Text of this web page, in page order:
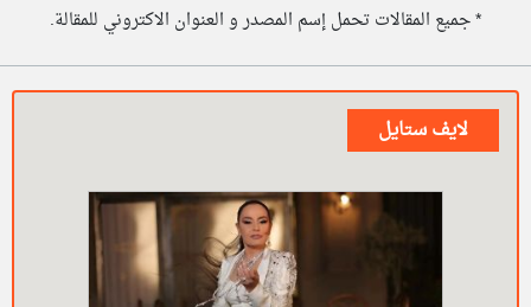
* جميع المقالات تحمل إسم المصدر و العنوان الاكتروني للمقالة.
لايف ستايل